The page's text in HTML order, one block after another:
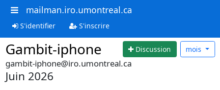
mailman.iro.umontreal.ca
S'identifier S'inscrire
Gambit-iphone Discussion mois
gambit-iphone@iro.umontreal.ca
Juin 2026